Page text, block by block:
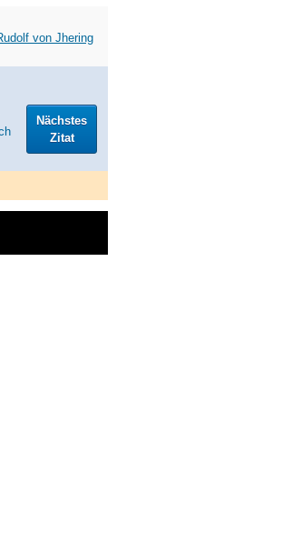
von Jhering
Nächstes
Zitat